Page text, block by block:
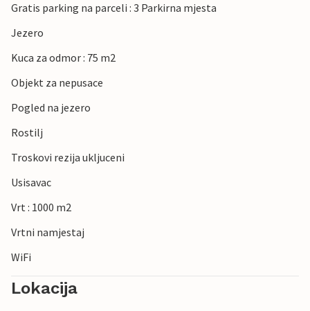
Gratis parking na parceli : 3 Parkirna mjesta
Jezero
Kuca za odmor : 75 m2
Objekt za nepusace
Pogled na jezero
Rostilj
Troskovi rezija ukljuceni
Usisavac
Vrt : 1000 m2
Vrtni namjestaj
WiFi
Lokacija